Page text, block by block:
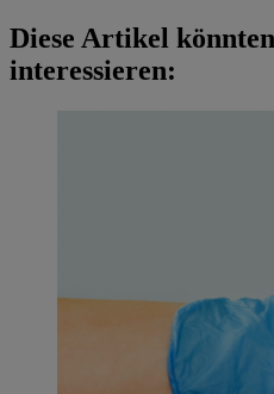
Diese Artikel
interessieren: